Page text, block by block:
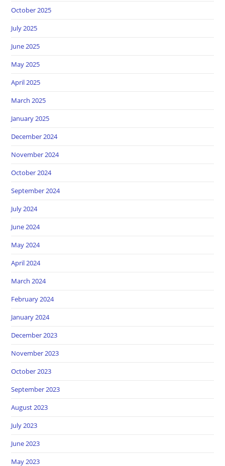
October 2025
July 2025
June 2025
May 2025
April 2025
March 2025
January 2025
December 2024
November 2024
October 2024
September 2024
July 2024
June 2024
May 2024
April 2024
March 2024
February 2024
January 2024
December 2023
November 2023
October 2023
September 2023
August 2023
July 2023
June 2023
May 2023